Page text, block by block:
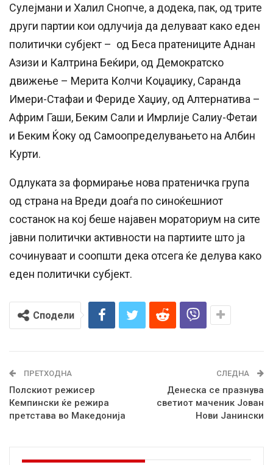
Сулејмани и Халил Снопче, а додека, пак, од трите
други партии кои одлучија да делуваат како еден
политички субјект – од Беса пратениците Аднан
Азизи и Калтрина Беќири, од Демократско
движење – Мерита Колчи Коџаџику, Саранда
Имери-Стафаи и Фериде Хаџиу, од Алтернатива –
Африм Гаши, Беким Сали и Имрлије Салиу-Фетаи
и Беким Ќоку од Самоопределувањето на Албин
Курти.
Одлуката за формирање нова пратеничка група
од страна на Вреди доаѓа по синоќешниот
состанок на кој беше најавен мораториум на сите
јавни политички активности на партиите што ја
сочинуваат и соопшти дека отсега ќе делува како
еден политички субјект.
Сподели
ПРЕТХОДНА
Полскиот режисер
Кемпински ќе режира
претстава во Македонија
СЛЕДНА
Денеска се празнува
светиот маченик Јован
Нови Јанински